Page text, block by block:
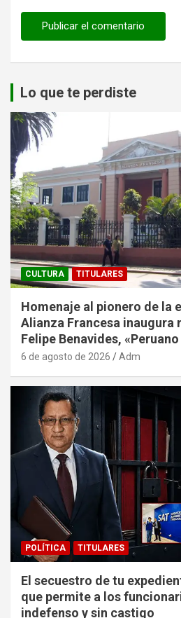
Lo que te perdiste
CULTURA TITULARES
Homenaje al pionero de la
Alianza Francesa inaugura
Felipe Benavides,
6 de agosto de 2026 Adm
POLÍTICA TITULARES
El secuestro de tu
que permite a los
indefenso y sin castigo